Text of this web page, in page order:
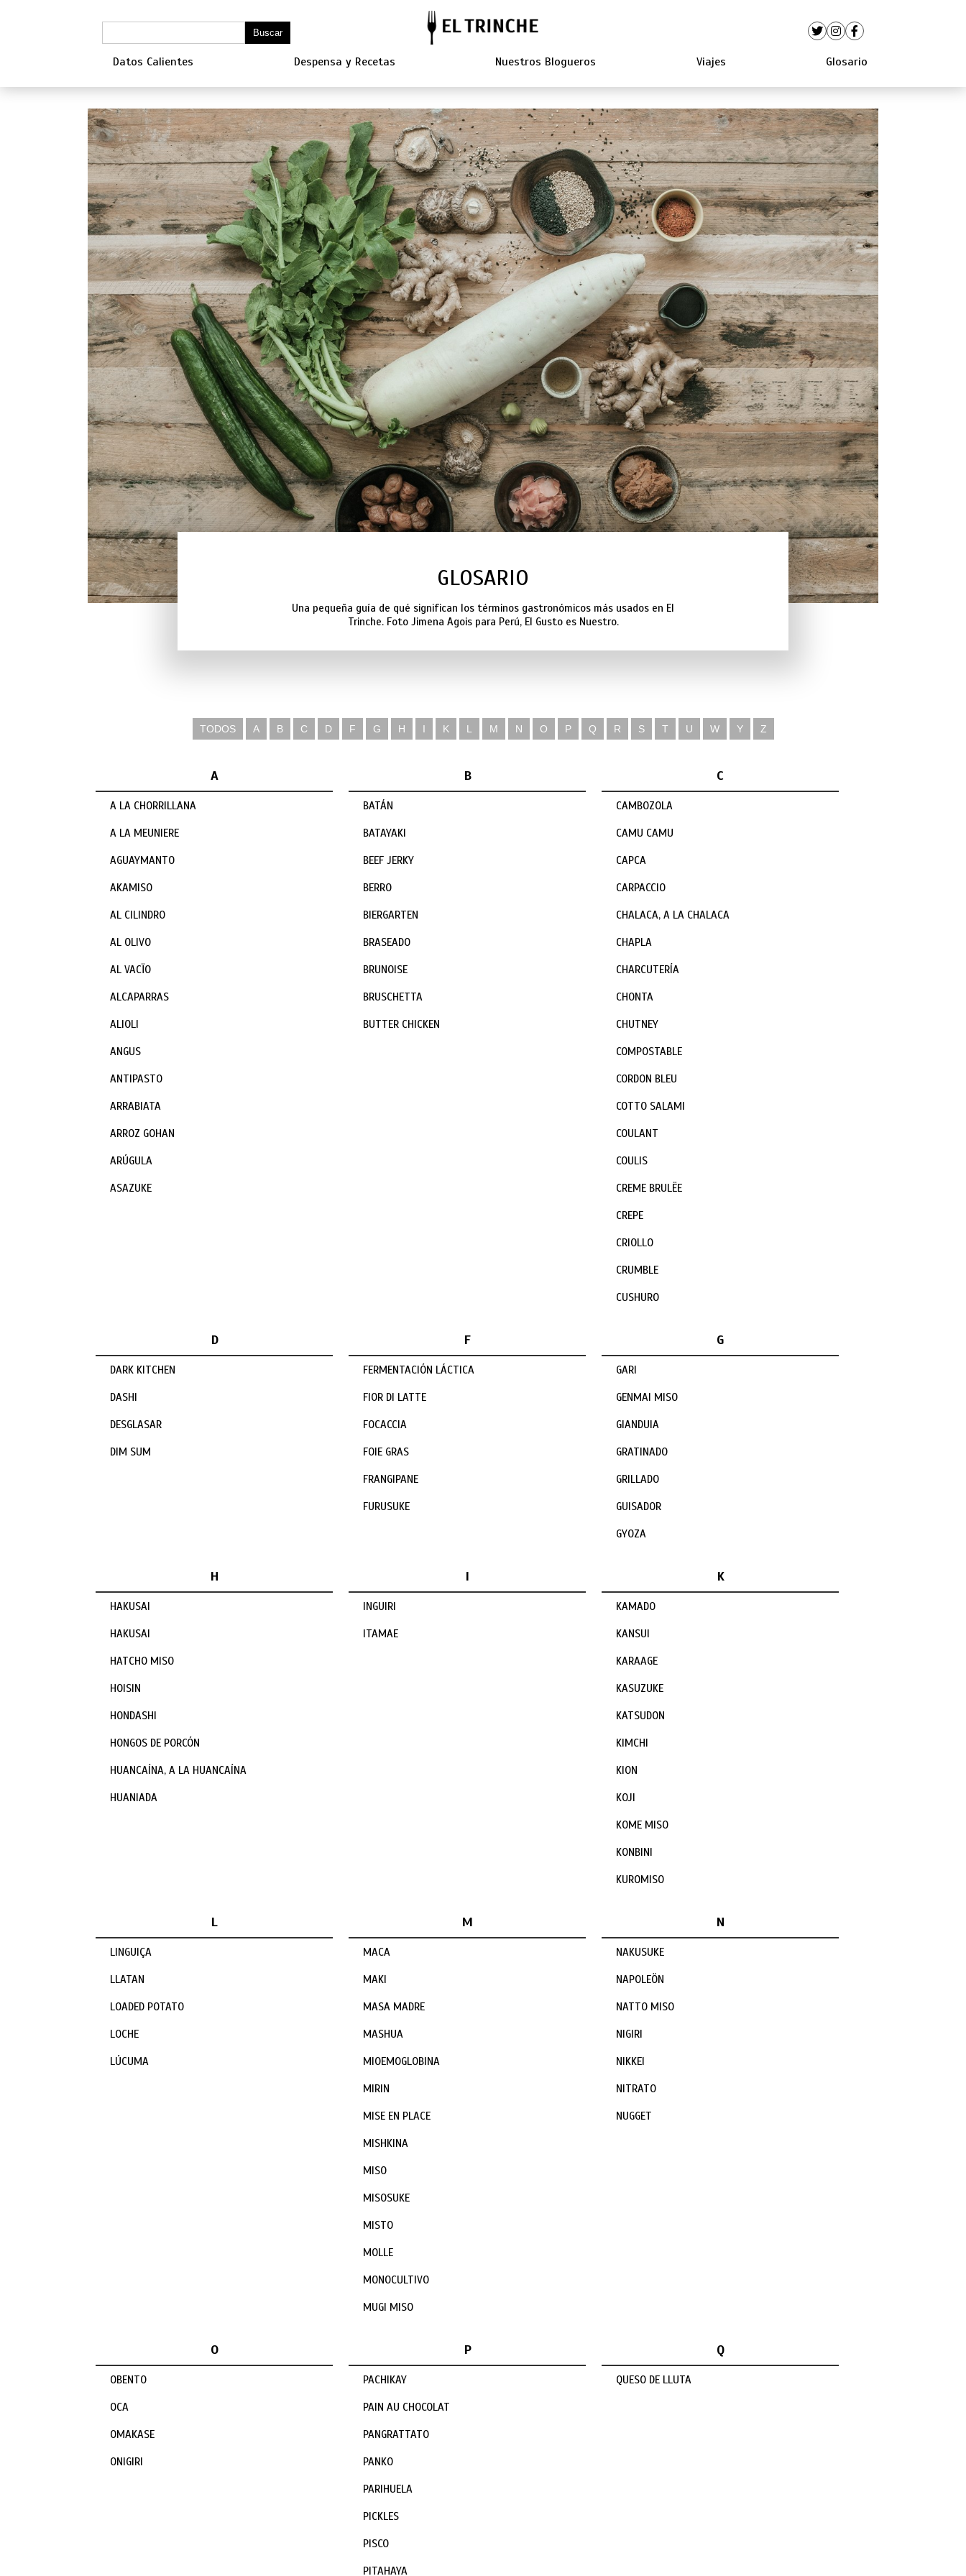
Datos Calientes Despensa y Recetas Nuestros Blogueros Viajes Glosario
GLOSARIO
Una pequeña guía de qué significan los términos gastronómicos más usados en El
Trinche. Foto Jimena Agois para Perú, El Gusto es Nuestro.
TODOS A B C D F G H I K L M N O P Q R S T U W Y Z
A
A LA CHORRILLANA
A LA MEUNIERE
AGUAYMANTO
AKAMISO
AL CILINDRO
AL OLIVO
AL VACÏO
ALCAPARRAS
ALIOLI
ANGUS
ANTIPASTO
ARRABIATA
ARROZ GOHAN
ARÚGULA
ASAZUKE
B
BATÁN
BATAYAKI
BEEF JERKY
BERRO
BIERGARTEN
BRASEADO
BRUNOISE
BRUSCHETTA
BUTTER CHICKEN
C
CAMBOZOLA
CAMU CAMU
CAPCA
CARPACCIO
CHALACA, A LA CHALACA
CHAPLA
CHARCUTERÍA
CHONTA
CHUTNEY
COMPOSTABLE
CORDON BLEU
COTTO SALAMI
COULANT
COULIS
CREME BRULËE
CREPE
CRIOLLO
CRUMBLE
CUSHURO
D
DARK KITCHEN
DASHI
DESGLASAR
DIM SUM
F
FERMENTACIÓN LÁCTICA
FIOR DI LATTE
FOCACCIA
FOIE GRAS
FRANGIPANE
FURUSUKE
G
GARI
GENMAI MISO
GIANDUIA
GRATINADO
GRILLADO
GUISADOR
GYOZA
H
HAKUSAI
HAKUSAI
HATCHO MISO
HOISIN
HONDASHI
HONGOS DE PORCÓN
HUANCAÍNA, A LA HUANCAÍNA
HUANIADA
I
INGUIRI
ITAMAE
K
KAMADO
KANSUI
KARAAGE
KASUZUKE
KATSUDON
KIMCHI
KION
KOJI
KOME MISO
KONBINI
KUROMISO
L
LINGUIÇA
LLATAN
LOADED POTATO
LOCHE
LÚCUMA
M
MACA
MAKI
MASA MADRE
MASHUA
MIOEMOGLOBINA
MIRIN
MISE EN PLACE
MISHKINA
MISO
MISOSUKE
MISTO
MOLLE
MONOCULTIVO
MUGI MISO
N
NAKUSUKE
NAPOLEÖN
NATTO MISO
NIGIRI
NIKKEI
NITRATO
NUGGET
O
OBENTO
OCA
OMAKASE
ONIGIRI
P
PACHIKAY
PAIN AU CHOCOLAT
PANGRATTATO
PANKO
PARIHUELA
PICKLES
PISCO
PITAHAYA
Q
QUESO DE LLUTA